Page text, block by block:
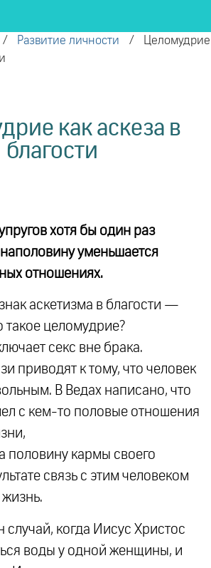
Развитие личности /
​Целомудрие
как аскеза в
благости
хотя бы один раз
уменьшается
отношениях.
аскетизма в благости —
такое целомудрие?
секс вне брака.
приводят к тому, что человек
В Ведах написано, что
с кем-то половые отношения
половину кармы своего
связь с этим человеком
случай, когда Иисус Христос
воды у одной женщины, и